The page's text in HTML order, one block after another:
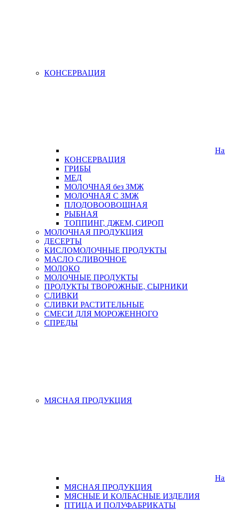
КОНСЕРВАЦИЯ
КОНСЕРВАЦИЯ
ГРИБЫ
МЕД
МОЛОЧНАЯ без ЗМЖ
МОЛОЧНАЯ С ЗМЖ
ПЛОДОВООВОЩНАЯ
РЫБНАЯ
ТОППИНГ, ДЖЕМ, СИРОП
МОЛОЧНАЯ ПРОДУКЦИЯ
ДЕСЕРТЫ
КИСЛОМОЛОЧНЫЕ ПРОДУКТЫ
МАСЛО СЛИВОЧНОЕ
МОЛОКО
МОЛОЧНЫЕ ПРОДУКТЫ
ПРОДУКТЫ ТВОРОЖНЫЕ, СЫРНИКИ
СЛИВКИ
СЛИВКИ РАСТИТЕЛЬНЫЕ
СМЕСИ ДЛЯ МОРОЖЕННОГО
СПРЕДЫ
МЯСНАЯ ПРОДУКЦИЯ
МЯСНАЯ ПРОДУКЦИЯ
МЯСНЫЕ И КОЛБАСНЫЕ ИЗДЕЛИЯ
ПТИЦА И ПОЛУФАБРИКАТЫ